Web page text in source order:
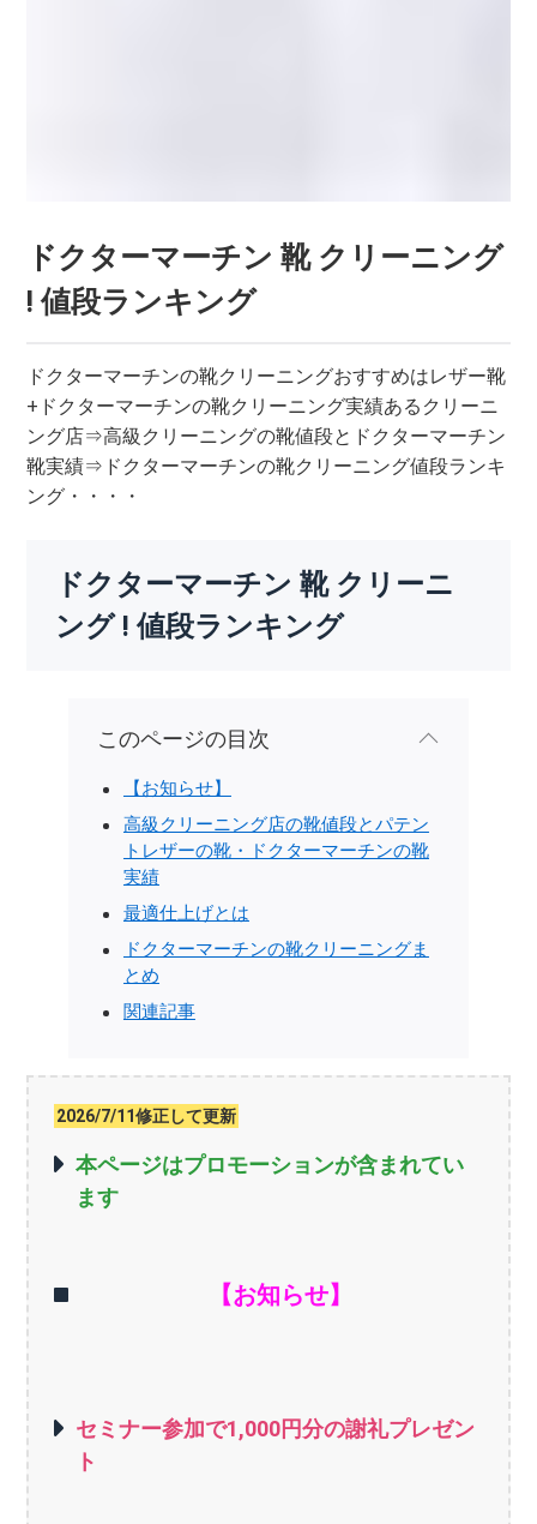
ドクターマーチン 靴 クリーニング
! 値段ランキング
ドクターマーチンの靴クリーニングおすすめはレザー靴
+ドクターマーチンの靴クリーニング実績あるクリーニ
ング店⇒高級クリーニングの靴値段とドクターマーチン
靴実績⇒ドクターマーチンの靴クリーニング値段ランキ
ング・・・・
ドクターマーチン 靴 クリーニ
ング ! 値段ランキング
このページの目次
【お知らせ】
高級クリーニング店の靴値段とパテン
トレザーの靴・ドクターマーチンの靴
実績
最適仕上げとは
ドクターマーチンの靴クリーニングま
とめ
関連記事
2026/7/11修正して更新
本ページはプロモーションが含まれてい
ます
【お知らせ】
セミナー参加で1,000円分の謝礼プレゼン
ト